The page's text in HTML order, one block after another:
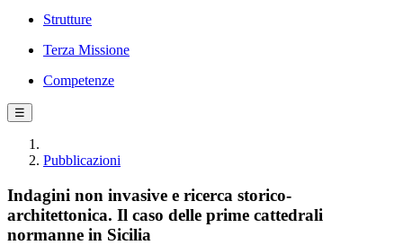
Strutture
Terza Missione
Competenze
☰
Pubblicazioni
Indagini non invasive e ricerca storico-
architettonica. Il caso delle prime cattedrali
normanne in Sicilia